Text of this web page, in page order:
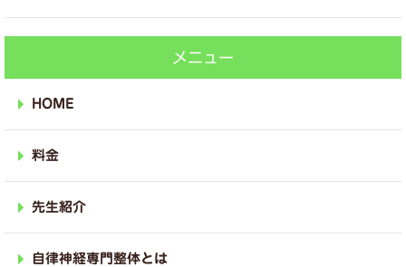
メニュー
HOME
料金
先生紹介
自律神経専門整体とは